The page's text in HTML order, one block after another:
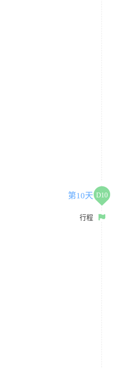
第10天 D10
行程